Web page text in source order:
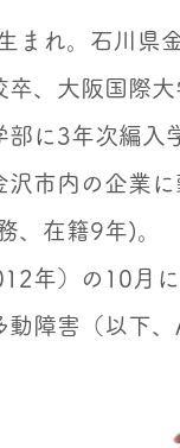
まれ。石川県
卒、大阪国際
部に3年次編入
市内の企業
、在籍9年)。
年）の10月
動障害（以下